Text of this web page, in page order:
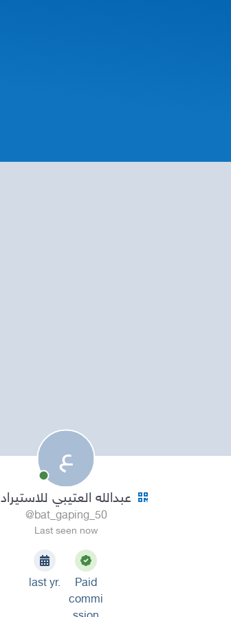
ع
عبدالله العتيبي للاستيراد
@bat_gaping_50
Last seen now
last yr.
Paid
commi